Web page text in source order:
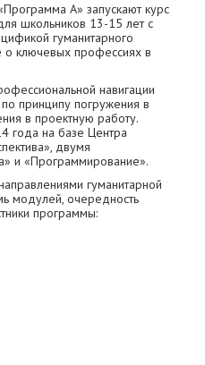
А» запускают курс
школьников 13-15 лет с
гуманитарного
о ключевых профессиях в
навигации
принципу погружения в
в проектную работу.
года на базе Центра
двумя
и «Программирование».
гуманитарной
модулей, очередность
программы: